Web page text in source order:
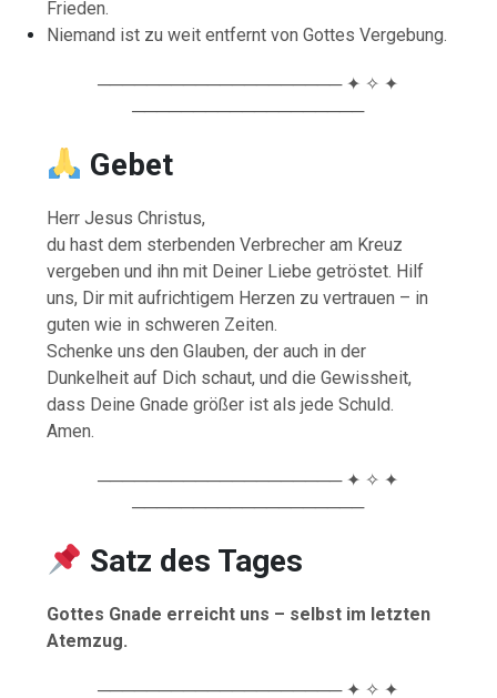
Frieden.
Niemand ist zu weit entfernt von Gottes Vergebung.
──────────────────── ✦ ✧ ✦
───────────────────
Gebet
Herr Jesus Christus,
du hast dem sterbenden Verbrecher am Kreuz
vergeben und ihn mit Deiner Liebe getröstet. Hilf
uns, Dir mit aufrichtigem Herzen zu vertrauen – in
guten wie in schweren Zeiten.
Schenke uns den Glauben, der auch in der
Dunkelheit auf Dich schaut, und die Gewissheit,
dass Deine Gnade größer ist als jede Schuld.
Amen.
──────────────────── ✦ ✧ ✦
───────────────────
Satz des Tages
Gottes Gnade erreicht uns – selbst im letzten
Atemzug.
──────────────────── ✦ ✧ ✦